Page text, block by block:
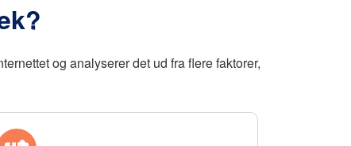
og analyserer det ud fra flere faktorer,